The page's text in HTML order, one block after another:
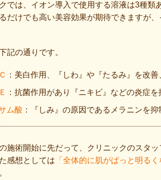
では、イオン導入で使用する溶液は3種類
だけでも高い美容効果が期待できますが
記の通りです。
：美白作用、『しわ』や『たるみ』を改
：抗菌作用があり『ニキビ』などの炎症を
ム酸 ：『しみ』の原因であるメラニンを抑
施術開始に先だって、クリニックのスタッ
感想としては 「全体的に肌がぱっと明る